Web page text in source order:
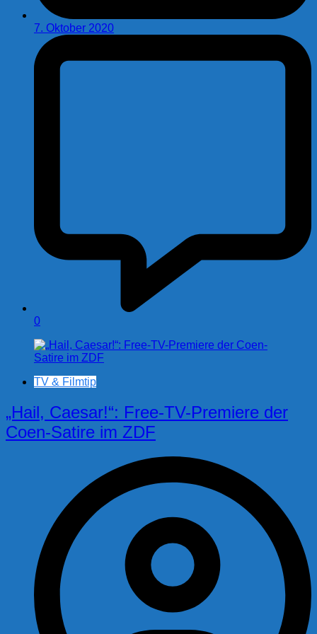
7. Oktober 2020
0
TV & Filmtip
„Hail, Caesar!“: Free-TV-Premiere der
Coen-Satire im ZDF